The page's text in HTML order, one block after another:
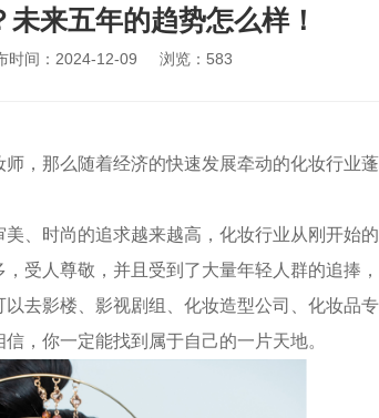
来五年的趋势怎么样！
时间：2024-12-09 浏览： 583
，那么随着经济的快速发展牵动的化妆行业
、时尚的追求越来越高，化妆行业从刚开始
受人尊敬，并且受到了大量年轻人群的追捧
去影楼、影视剧组、化妆造型公司、化妆品
，你一定能找到属于自己的一片天地。